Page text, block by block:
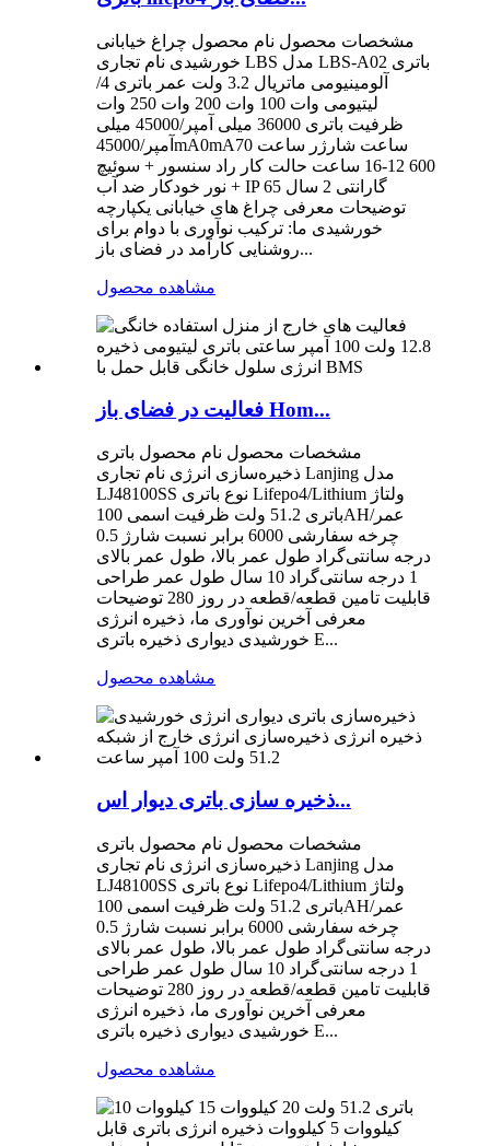
مشخصات محصول نام محصول چراغ خیابانی
خورشیدی نام تجاری LBS مدل LBS-A02 باتری
آلومینیومی ماتریال 3.2 ولت عمر باتری 4/
لیتیومی وات 100 وات 200 وات 250 وات
ظرفیت باتری 36000 میلی آمپر/45000 میلی
آمپر/45000mA0mA70 ساعت شارژر ساعت
600 12-16 ساعت حالت کار راد سنسور + سوئیچ
+ نور خودکار ضد آب IP 65 گارانتی 2 سال
توضیحات معرفی چراغ های خیابانی یکپارچه
خورشیدی ما: ترکیب نوآوری با دوام برای
روشنایی کارآمد در فضای باز...
مشاهده محصول
فعالیت در فضای باز Hom...
مشخصات محصول نام محصول باتری
ذخیره‌سازی انرژی نام تجاری Lanjing مدل
LJ48100SS نوع باتری Lifepo4/Lithium ولتاژ
باتری 51.2 ولت ظرفیت اسمی 100AH/عمر
چرخه سفارشی 6000 برابر نسبت شارژ 0.5
درجه سانتی‌گراد طول عمر بالا، طول عمر بالای
1 درجه سانتی‌گراد 10 سال طول عمر طراحی
قابلیت تامین قطعه/قطعه در روز 280 توضیحات
معرفی آخرین نوآوری ما، ذخیره انرژی
خورشیدی دیواری ذخیره باتری E...
مشاهده محصول
ذخیره سازی باتری دیوار اس...
مشخصات محصول نام محصول باتری
ذخیره‌سازی انرژی نام تجاری Lanjing مدل
LJ48100SS نوع باتری Lifepo4/Lithium ولتاژ
باتری 51.2 ولت ظرفیت اسمی 100AH/عمر
چرخه سفارشی 6000 برابر نسبت شارژ 0.5
درجه سانتی‌گراد طول عمر بالا، طول عمر بالای
1 درجه سانتی‌گراد 10 سال طول عمر طراحی
قابلیت تامین قطعه/قطعه در روز 280 توضیحات
معرفی آخرین نوآوری ما، ذخیره انرژی
خورشیدی دیواری ذخیره باتری E...
مشاهده محصول